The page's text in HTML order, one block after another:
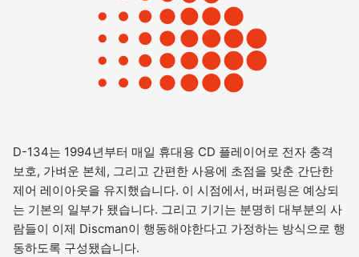
D-134는 1994년부터 매일 휴대용 CD 플레이어로 전자 충격
보호, 가벼운 본체, 그리고 간편한 사용에 초점을 맞춘 간단한
제어 레이아웃을 유지했습니다. 이 시점에서, 버퍼링은 예상되
는 기본의 일부가 됐습니다. 그리고 기기는 분명히 대부분의 사
람들이 이제 Discman이 행동해야한다고 가정하는 방식으로 행
동하도록 구성됐습니다.